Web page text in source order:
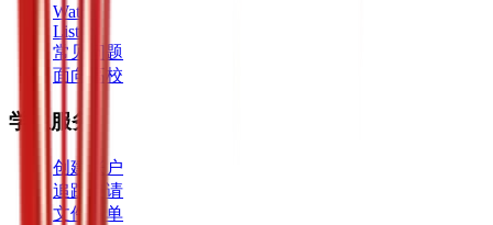
Watch
Listen
常见问题
面向高校
学生服务
创建账户
追踪申请
文件清单